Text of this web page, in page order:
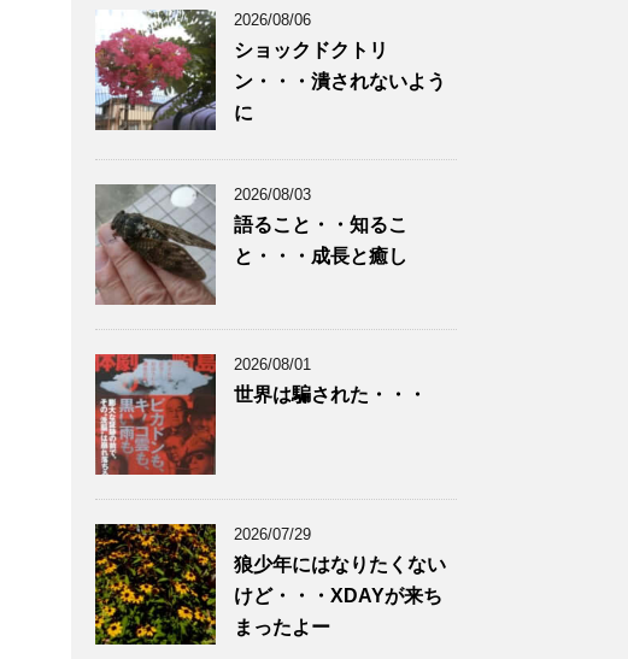
2026/08/06
ショックドクトリ
ン・・・潰されないよう
に
2026/08/03
語ること・・知るこ
と・・・成長と癒し
2026/08/01
世界は騙された・・・
2026/07/29
狼少年にはなりたくない
けど・・・XDAYが来ち
まったよー